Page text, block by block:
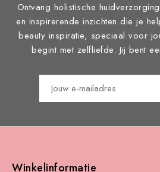
Ontvang holistische
en inspirerende inzichten die je
beauty inspiratie, speciaal voor
begint met zelfliefde. Jij bent
Winkelinformatie